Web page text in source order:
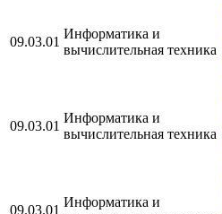
09.03.01
Информатика и
вычислительная техника
09.03.01
Информатика и
вычислительная техника
09.03.01
Информатика и